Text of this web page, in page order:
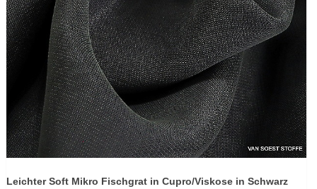
Leichter Soft Mikro Fischgrat in Cupro/Viskose in Schwarz